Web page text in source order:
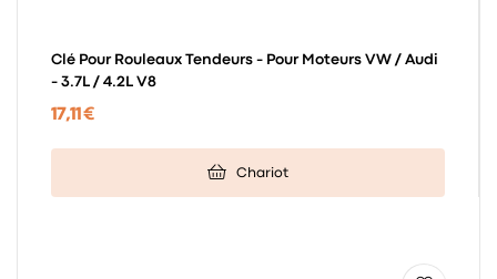
Clé Pour Rouleaux Tendeurs - Pour Moteurs VW / Audi
- 3.7L / 4.2L V8
17,11 €
Chariot